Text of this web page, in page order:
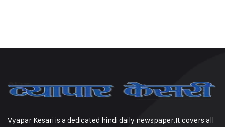
Vyapar Kesari is a dedicated hindi daily newspaper.It covers all